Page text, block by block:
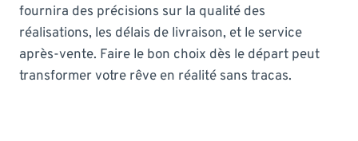
fournira des précisions sur la qualité des
réalisations, les délais de livraison, et le service
après-vente. Faire le bon choix dès le départ peut
transformer votre rêve en réalité sans tracas.